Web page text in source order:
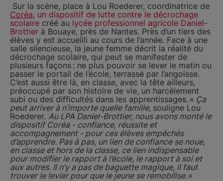
Sur la scène, place à Lou Roederer, coordinatrice de
Coréa, un dispositif de lutte contre le décrochage
scolaire créé au lycée professionnel agricole Daniel-
Brottier à Bouaye, près de Nantes. Près d’un tiers des
élèves y est accueilli au cours de l’année. Face à une
salle silencieuse, la jeune femme décrit la réalité du
décrochage scolaire, qui peut se manifester de
plusieurs façons : ne plus pouvoir se lever le matin ou
passer le portail de l’école, terrassé par l’angoisse.
C’est aussi être là, en classe, avec la tête ailleurs,
préoccupé par son histoire de vie, un harcèlement
subi ou des difficultés dans les apprentissages. « Ça
peut arriver à n’importe quelle famille, souligne Lou
Roederer. Au LPA Daniel-Brottier, nous avons monté le
dispositif Coréa - confiance, réussite et
accompagnement - pour ces élèves empêchés
d’apprendre. Pas à pas, un lien de confiance se noue,
en classe et hors de la classe, ce lien indispensable
pour modifier le rapport à l’école, le rapport à soi et
aux autres. Il n’y a pas de baguette magique, il faut
trouver le levier pour que le jeune se remobilise.»